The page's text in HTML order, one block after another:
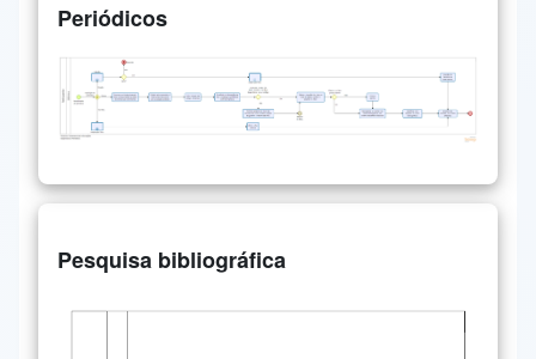
Periódicos
Pesquisa bibliográfica